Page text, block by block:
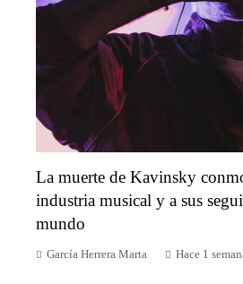
La muerte de Kavinsky
industria musical y a sus
mundo
García Herrera Marta Hace 1